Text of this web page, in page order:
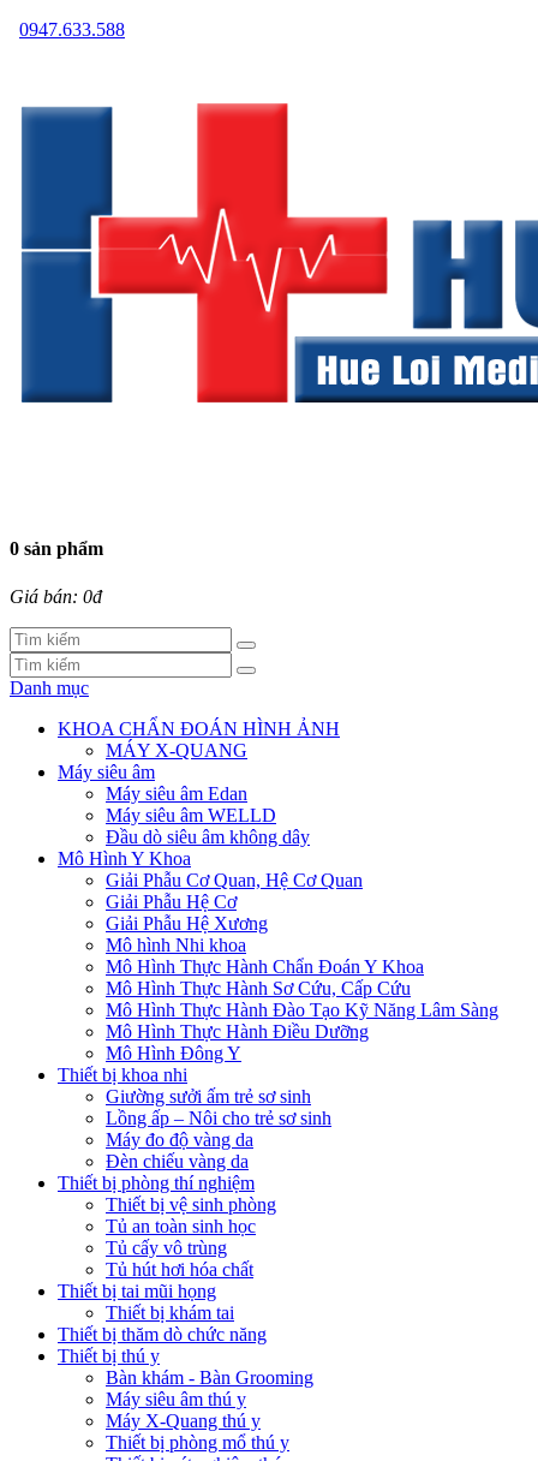
0947.633.588
0 sản phẩm
Giá bán: 0đ
Danh mục
KHOA CHẨN ĐOÁN HÌNH ẢNH
MÁY X-QUANG
Máy siêu âm
Máy siêu âm Edan
Máy siêu âm WELLD
Đầu dò siêu âm không dây
Mô Hình Y Khoa
Giải Phẫu Cơ Quan, Hệ Cơ Quan
Giải Phẫu Hệ Cơ
Giải Phẫu Hệ Xương
Mô hình Nhi khoa
Mô Hình Thực Hành Chẩn Đoán Y Khoa
Mô Hình Thực Hành Sơ Cứu, Cấp Cứu
Mô Hình Thực Hành Đào Tạo Kỹ Năng Lâm Sàng
Mô Hình Thực Hành Điều Dưỡng
Mô Hình Đông Y
Thiết bị khoa nhi
Giường sưởi ấm trẻ sơ sinh
Lồng ấp – Nôi cho trẻ sơ sinh
Máy đo độ vàng da
Đèn chiếu vàng da
Thiết bị phòng thí nghiệm
Thiết bị vệ sinh phòng
Tủ an toàn sinh học
Tủ cấy vô trùng
Tủ hút hơi hóa chất
Thiết bị tai mũi họng
Thiết bị khám tai
Thiết bị thăm dò chức năng
Thiết bị thú y
Bàn khám - Bàn Grooming
Máy siêu âm thú y
Máy X-Quang thú y
Thiết bị phòng mổ thú y